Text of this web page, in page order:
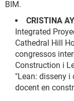
BIM.
CRISTINA
Integrated
Cathedral Hill
congressos
Construction i
"Lean: disseny
docent en